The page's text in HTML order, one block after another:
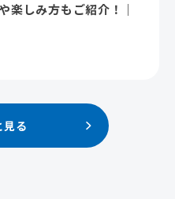
楽しみ方もご紹介！｜
見る